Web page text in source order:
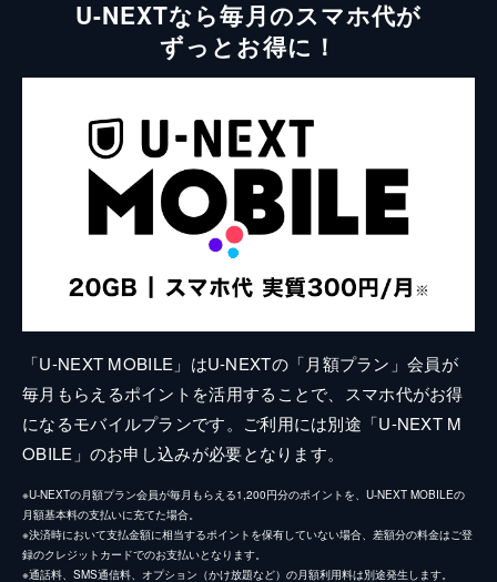
U-NEXTなら毎月のスマホ代が
ずっとお得に！
「U-NEXT MOBILE」はU-NEXTの「月額プラン」会員が
毎月もらえるポイントを活用することで、スマホ代がお得
になるモバイルプランです。ご利用には別途「U-NEXT M
OBILE」のお申し込みが必要となります。
※U-NEXTの月額プラン会員が毎月もらえる1,200円分のポイントを、U-NEXT MOBILEの
月額基本料の支払いに充てた場合。
※決済時において支払金額に相当するポイントを保有していない場合、差額分の料金はご登
録のクレジットカードでのお支払いとなります。
※通話料、SMS通信料、オプション（かけ放題など）の月額利用料は別途発生します。